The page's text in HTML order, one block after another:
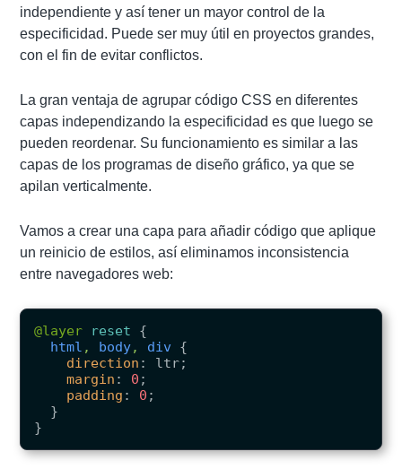
independiente y así tener un mayor control de la
especificidad. Puede ser muy útil en proyectos grandes,
con el fin de evitar conflictos.
La gran ventaja de agrupar código CSS en diferentes
capas independizando la especificidad es que luego se
pueden reordenar. Su funcionamiento es similar a las
capas de los programas de diseño gráfico, ya que se
apilan verticalmente.
Vamos a crear una capa para añadir código que aplique
un reinicio de estilos, así eliminamos inconsistencia
entre navegadores web:
@layer reset
{
html , body, div {
direction : ltr;
margin : 0 ;
padding : 0 ;
}
}